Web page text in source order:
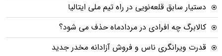
دستیار سابق قلعه‌نویی در راه تیم ملی ایتالیا
کالابرگ چه افرادی در مردادماه حذف می شود؟
قدرت ویرانگری ناس و فروش آزادانه مخدر جدید